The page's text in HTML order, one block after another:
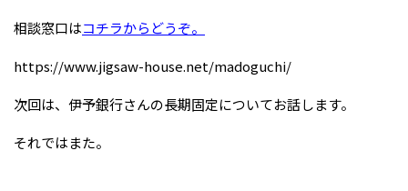
相談窓口はコチラからどうぞ。
https://www.jigsaw-house.net/madoguchi/
次回は、伊予銀行さんの長期固定についてお話します。
それではまた。